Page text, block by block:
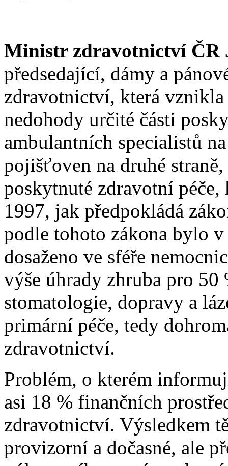
Ministr zdravotnictví ČR
předsedající, dámy a
zdravotnictví, která
nedohody určité části
ambulantních specialistů
pojišťoven na druhé
poskytnuté zdravotní
1997, jak předpokládá
podle tohoto zákona bylo
dosaženo ve sféře
výše úhrady zhruba pro
stomatologie, dopravy a
primární péče, tedy
zdravotnictví.
Problém, o kterém
asi 18 % finančních
zdravotnictví. Výsledkem
provizorní a dočasné, ale